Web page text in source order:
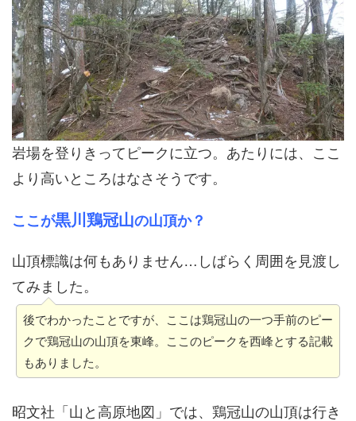
岩場を登りきってピークに立つ。あたりには、ここ
より高いところはなさそうです。
ここが黒川鶏冠山の山頂か？
山頂標識は何もありません…しばらく周囲を見渡し
てみました。
後でわかったことですが、ここは鶏冠山の一つ手前のピー
クで鶏冠山の山頂を東峰。ここのピークを西峰とする記載
もありました。
昭文社「山と高原地図」では、鶏冠山の山頂は行き